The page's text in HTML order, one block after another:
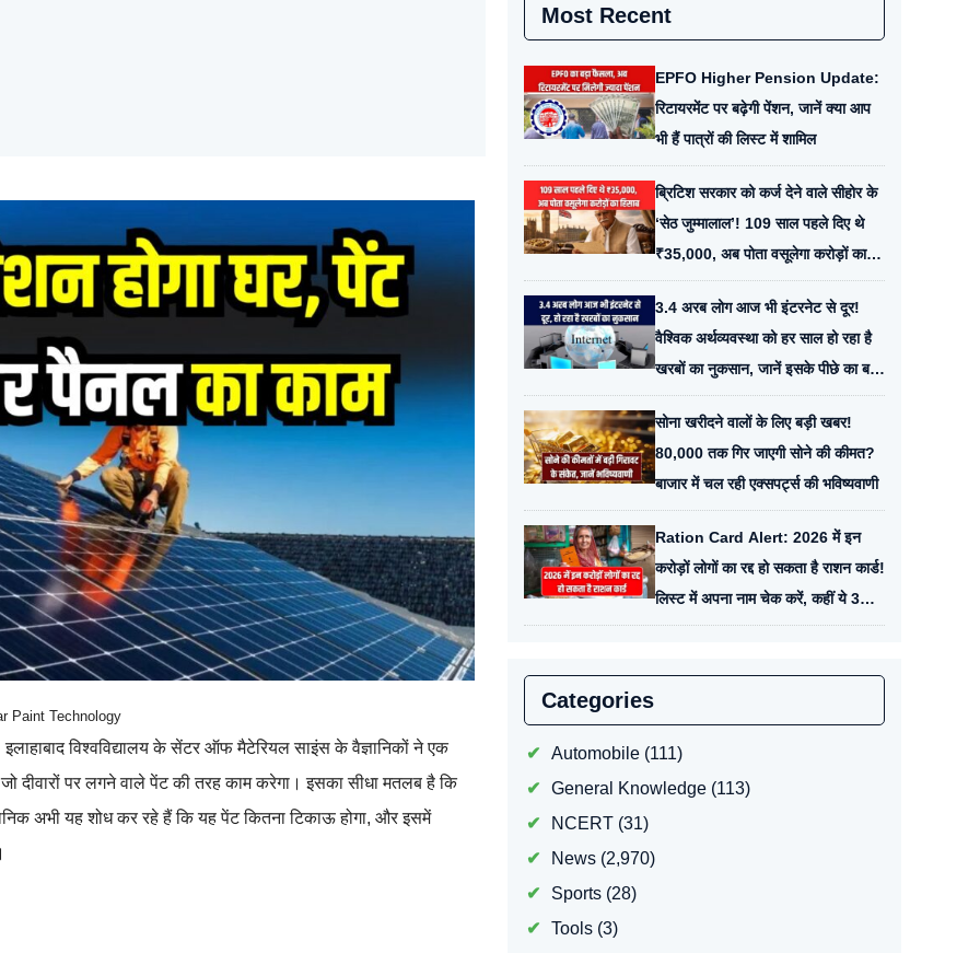
Paint Technology
विश्वविद्यालय के सेंटर ऑफ मैटेरियल साइंस के वैज्ञानिकों ने एक
दीवारों पर लगने वाले पेंट की तरह काम करेगा। इसका सीधा मतलब है कि
अभी यह शोध कर रहे हैं कि यह पेंट कितना टिकाऊ होगा, और इसमें
Most Recent
EPFO Higher Pension Update:
रिटायरमेंट पर बढ़ेगी पेंशन, जानें क्या आप
भी हैं पात्रों की लिस्ट में शामिल
ब्रिटिश सरकार को कर्ज देने वाले सीहोर के
‘सेठ जुम्मालाल’! 109 साल पहले दिए थे
₹35,000, अब पोता वसूलेगा करोड़ों का
हिसाब
3.4 अरब लोग आज भी इंटरनेट से दूर!
वैश्विक अर्थव्यवस्था को हर साल हो रहा है
खरबों का नुकसान, जानें इसके पीछे का बड़ा
कारण
सोना खरीदने वालों के लिए बड़ी खबर!
80,000 तक गिर जाएगी सोने की कीमत?
बाजार में चल रही एक्सपर्ट्स की भविष्यवाणी
Ration Card Alert: 2026 में इन
करोड़ों लोगों का रद्द हो सकता है राशन कार्ड!
लिस्ट में अपना नाम चेक करें, कहीं ये 3
गलतियाँ तो नहीं की?
Categories
Automobile(111)
General Knowledge(113)
NCERT(31)
News(2,970)
Sports(28)
Tools(3)